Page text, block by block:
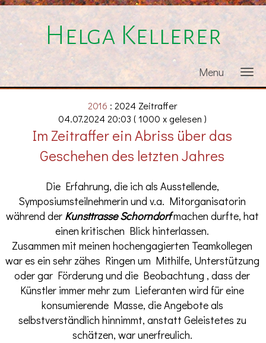
Helga Kellerer
Menu
2016 : 2024 Zeitraffer
04.07.2024 20:03 ( 1000 x gelesen )
Im Zeitraffer ein Abriss über das
Geschehen des letzten Jahres
Die Erfahrung, die ich als Ausstellende,
Symposiumsteilnehmerin und v.a. Mitorganisatorin
während der Kunsttrasse Schorndorfmachen durfte, hat
einen kritischen Blick hinterlassen.
Zusammen mit meinen hochengagierten Teamkollegen
war es ein sehr zähes Ringen um Mithilfe, Unterstützung
oder gar Förderung und die Beobachtung , dass der
Künstler immer mehr zum Lieferanten wird für eine
konsumierende Masse, die Angebote als
selbstverständlich hinnimmt, anstatt Geleistetes zu
schätzen, war unerfreulich.